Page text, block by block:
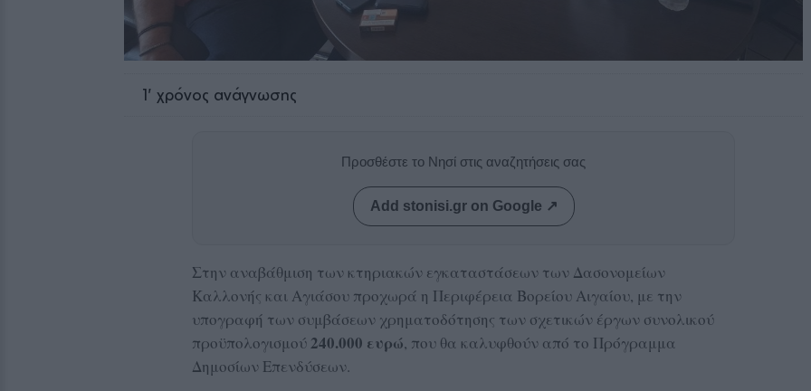
1' χρόνος ανάγνωσης
Προσθέστε το Νησί στις αναζητήσεις σας
Add stonisi.gr on Google ↗
Στην αναβάθμιση των κτηριακών εγκαταστάσεων των Δασονομείων
Καλλονής και Αγιάσου προχωρά η Περιφέρεια Βορείου Αιγαίου, με την
υπογραφή των συμβάσεων χρηματοδότησης των σχετικών έργων συνολικού
προϋπολογισμού240.000 ευρώ, που θα καλυφθούν από το Πρόγραμμα
Δημοσίων Επενδύσεων.